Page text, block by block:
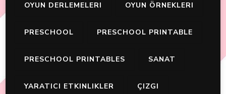
OYUN DERLEMELERI OYUN ÖRNEKLERI
PRESCHOOL PRESCHOOL PRINTABLE
PRESCHOOL PRINTABLES SANAT
YARATICI ETKINLIKLER ÇIZGI